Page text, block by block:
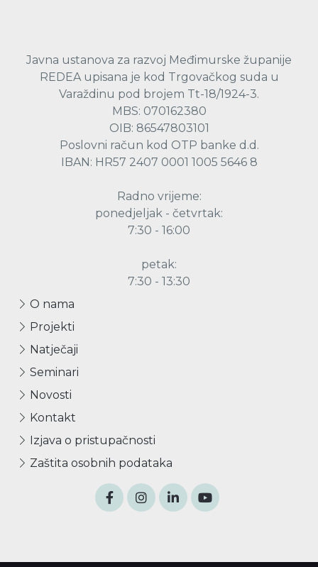
Javna ustanova za razvoj Međimurske županije
REDEA upisana je kod Trgovačkog suda u
Varaždinu pod brojem Tt-18/1924-3.
MBS: 070162380
OIB: 86547803101
Poslovni račun kod OTP banke d.d.
IBAN: HR57 2407 0001 1005 5646 8
Radno vrijeme:
ponedjeljak - četvrtak:
7:30 - 16:00
petak:
7:30 - 13:30
O nama
Projekti
Natječaji
Seminari
Novosti
Kontakt
Izjava o pristupačnosti
Zaštita osobnih podataka